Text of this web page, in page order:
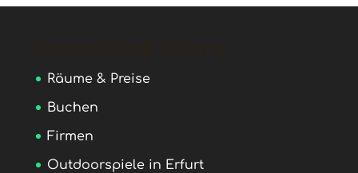
Räume & Preise
Buchen
Firmen
Outdoorspiele in Erfurt